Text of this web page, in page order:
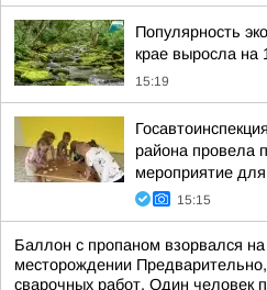
Популярность
крае выросла на
15:19
района провела
мероприятие
15:15
Баллон с пропаном взорвался
месторождении
сварочных работ. Один человек